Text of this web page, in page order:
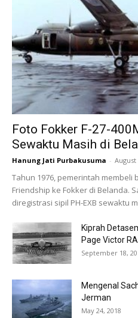
Foto Fokker F-27-
Sewaktu Masih di
Hanung Jati Purbakusuma - August
Tahun 1976, pemerintah membeli
Friendship ke Fokker di Belanda.
diregistrasi sipil PH-EXB sewaktu
Kiprah
Page Victor
September 18,
Mengenal
Jerman
May 24, 2018